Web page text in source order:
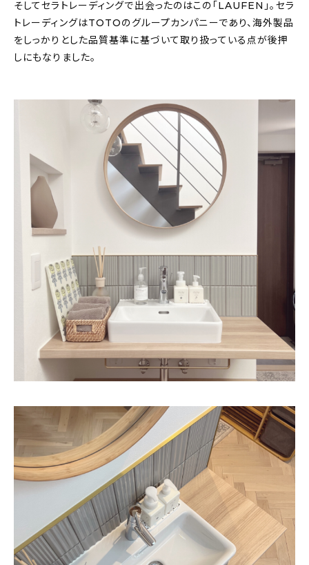
そしてセラトレーディングで出会ったのはこの「LAUFEN」。セラ
トレーディングはTOTOのグループカンパニーであり、海外製品
をしっかりとした品質基準に基づいて取り扱っている点が後押
しにもなりました。